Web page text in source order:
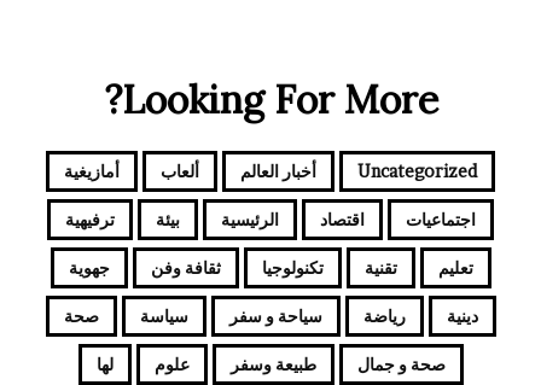
Looking For More?
Uncategorized أخبار العالم ألعاب أمازيغية
اجتماعيات اقتصاد الرئيسية بيئة ترفيهية
تعليم تقنية تكنولوجيا ثقافة وفن جهوية
دينية رياضة سياحة و سفر سياسة صحة
صحة و جمال طبيعة وسفر علوم لها